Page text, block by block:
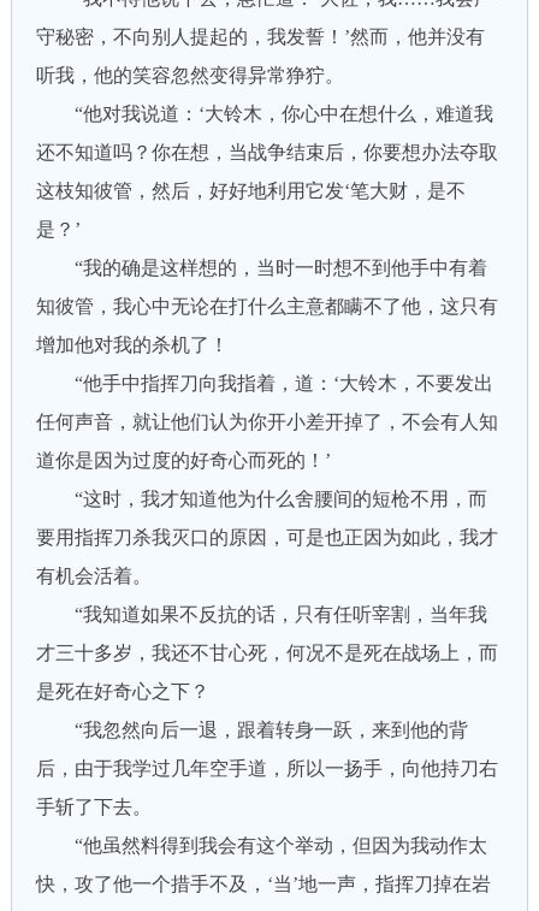
守秘密，不向别人提起的，我发誓！’然而，他并没有
听我，他的笑容忽然变得异常狰狞。
“他对我说道：‘大铃木，你心中在想什么，难道我
还不知道吗？你在想，当战争结束后，你要想办法夺取
这枝知彼管，然后，好好地利用它发‘笔大财，是不
是？’
“我的确是这样想的，当时一时想不到他手中有着
知彼管，我心中无论在打什么主意都瞒不了他，这只有
增加他对我的杀机了！
“他手中指挥刀向我指着，道：‘大铃木，不要发出
任何声音，就让他们认为你开小差开掉了，不会有人知
道你是因为过度的好奇心而死的！’
“这时，我才知道他为什么舍腰间的短枪不用，而
要用指挥刀杀我灭口的原因，可是也正因为如此，我才
有机会活着。
“我知道如果不反抗的话，只有任听宰割，当年我
才三十多岁，我还不甘心死，何况不是死在战场上，而
是死在好奇心之下？
“我忽然向后一退，跟着转身一跃，来到他的背
后，由于我学过几年空手道，所以一扬手，向他持刀右
手斩了下去。
“他虽然料得到我会有这个举动，但因为我动作太
快，攻了他一个措手不及，‘当’地一声，指挥刀掉在岩